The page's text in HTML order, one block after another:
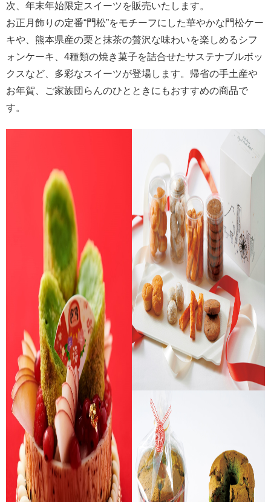
次、年末年始限定スイーツを販売いたします。
お正月飾りの定番“門松”をモチーフにした華やかな門松ケー
キや、熊本県産の栗と抹茶の贅沢な味わいを楽しめるシフ
ォンケーキ、4種類の焼き菓子を詰合せたサステナブルボッ
クスなど、多彩なスイーツが登場します。帰省の手土産や
お年賀、ご家族団らんのひとときにもおすすめの商品で
す。